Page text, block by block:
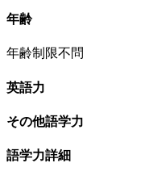
年齢
年齢制限不問
英語力
その他語学力
語学力詳細